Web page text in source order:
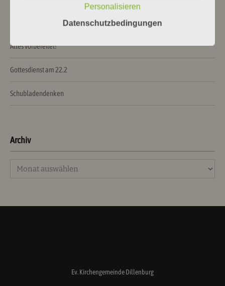
Ein Haus für Drache und Bär
Alles vorbereitet!
Gottesdienst am 22.2
Schubladendenken
Archiv
Archiv
Ev. Kirchengemeinde Dillenburg
Personalisieren
Datenschutzbedingungen